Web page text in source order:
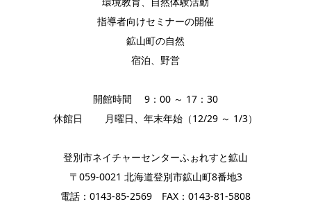
指導者向けセミナーの開催
鉱山町の自然
宿泊、野営
開館時間 9：00 ～ 17：30
休館日 月曜日、年末年始（12/29 ～ 1/3）
登別市ネイチャーセンターふぉれすと鉱山
〒059-0021 北海道登別市鉱山町8番地3
電話：0143-85-2569 FAX：0143-81-5808